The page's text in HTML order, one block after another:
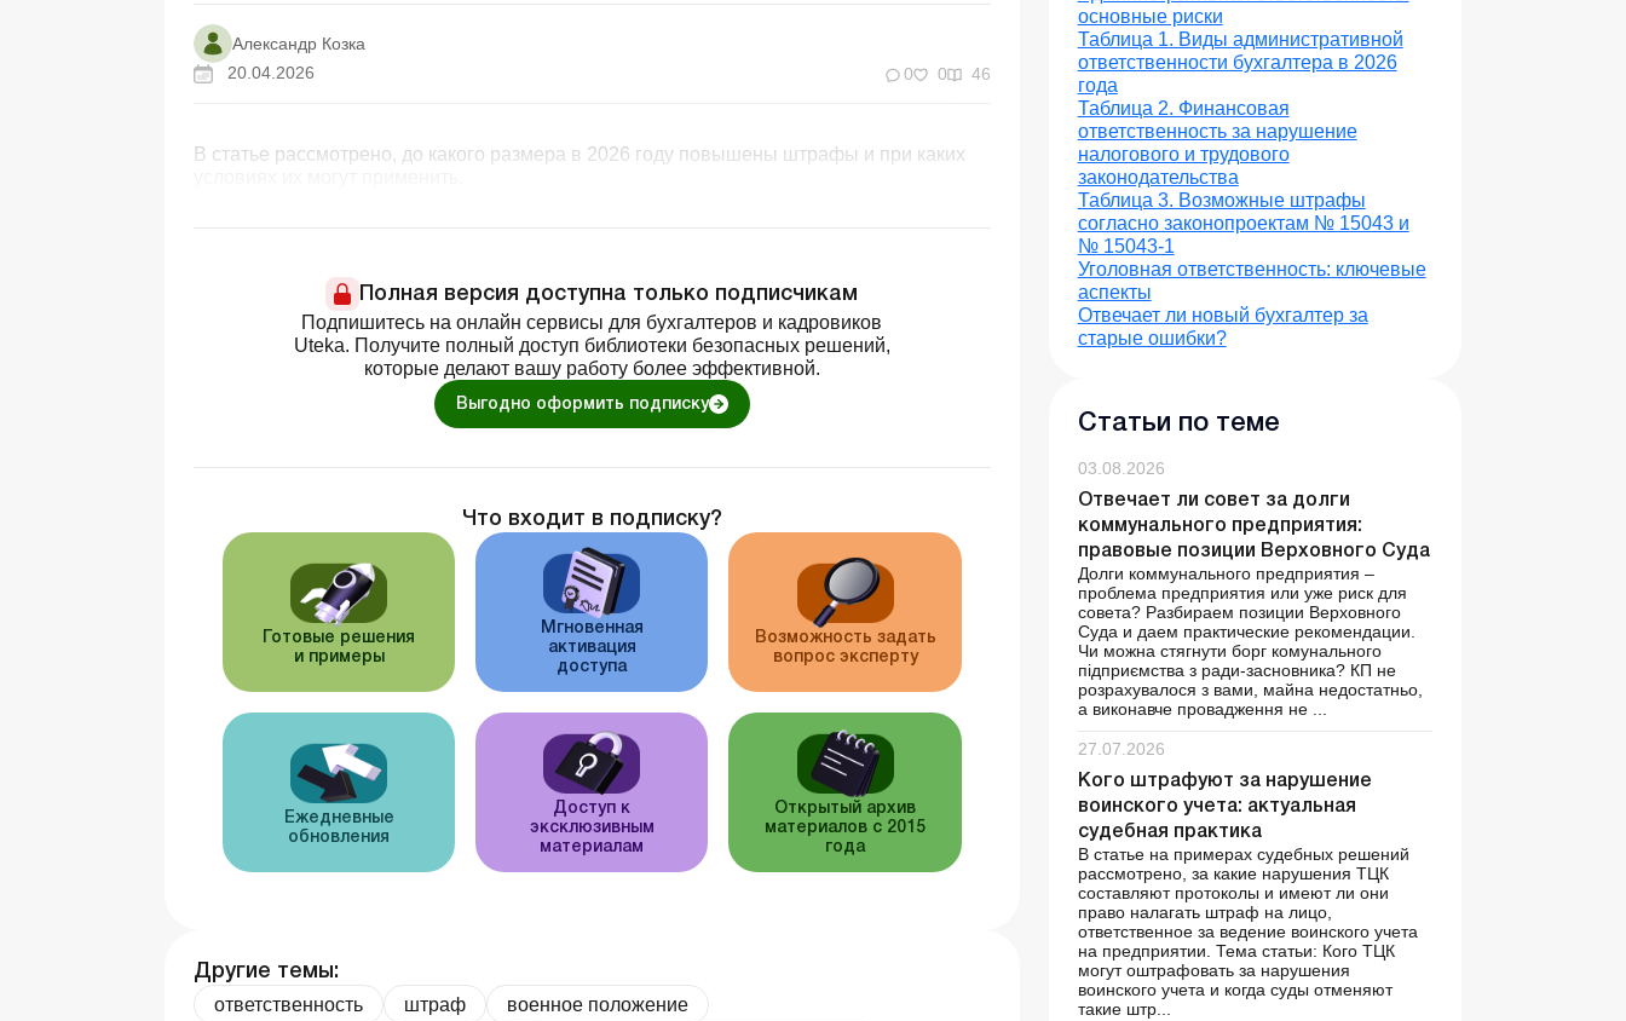
Александр Козка
20.04.2026
0 0 46
В статье рассмотрено, до какого размера в 2026 году повышены штрафы и при каких
Полная версия доступна только подписчикам
Подпишитесь на онлайн сервисы для бухгалтеров и кадровиков
Uteka. Получите полный доступ библиотеки безопасных решений,
которые делают вашу работу более эффективной.
Выгодно оформить подписку
Что входит в подписку?
Готовые решения
и примеры
Мгновенная
активация
доступа
Возможность задать
вопрос эксперту
Ежедневные
обновления
Доступ к
эксклюзивным
материалам
Открытый архив
материалов с 2015
года
Другие темы:
ответственность штраф
военное положение
основные риски
Таблица 1. Виды административной
ответственности бухгалтера в 2026
года
Таблица 2. Финансовая
ответственность за нарушение
налогового и трудового
законодательства
Таблица 3. Возможные штрафы
согласно законопроектам № 15043 и
№ 15043-1
Уголовная ответственность: ключевые
аспекты
Отвечает ли новый бухгалтер за
старые ошибки?
Статьи по теме
03.08.2026
Отвечает ли совет за долги
коммунального предприятия:
правовые позиции Верховного Суда
Долги коммунального предприятия –
проблема предприятия или уже риск для
совета? Разбираем позиции Верховного
Суда и даем практические рекомендации.
Чи можна стягнути борг комунального
підприємства з ради-засновника? КП не
розрахувалося з вами, майна недостатньо,
а виконавче провадження не ...
27.07.2026
Кого штрафуют за нарушение
воинского учета: актуальная
судебная практика
В статье на примерах судебных решений
рассмотрено, за какие нарушения ТЦК
составляют протоколы и имеют ли они
право налагать штраф на лицо,
ответственное за ведение воинского учета
на предприятии. Тема статьи: Кого ТЦК
могут оштрафовать за нарушения
воинского учета и когда суды отменяют
такие штр...